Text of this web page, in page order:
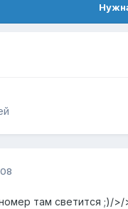
там светится ;)/>/